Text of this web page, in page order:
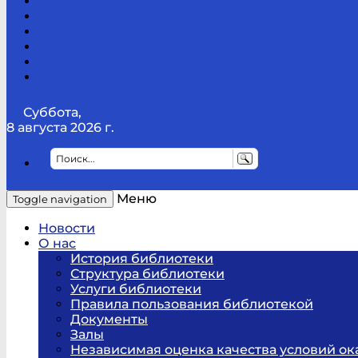
Суббота,
8 августа 2026 г.
Toggle navigation
Меню
Новости
О нас
История библиотеки
Структура библиотеки
Услуги библиотеки
Правила пользования библиотекой
Документы
Залы
Независимая оценка качества условий